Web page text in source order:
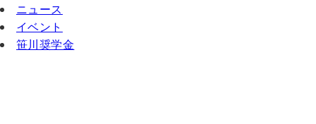
ニュース
イベント
笹川奨学金